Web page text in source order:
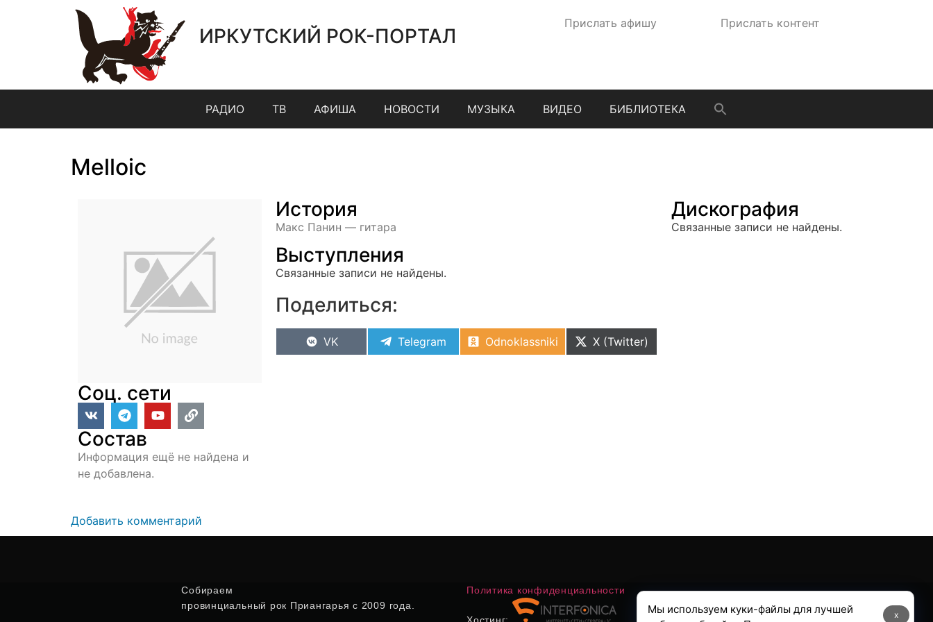
ИРКУТСКИЙ РОК-ПОРТАЛ
Прислать афишу Прислать контент
РАДИО ТВ АФИША НОВОСТИ МУЗЫКА ВИДЕО БИБЛИОТЕКА
Melloic
Соц. сети
Состав
Информация ещё не найдена и
не добавлена.
История
Макс Панин — гитара
Выступления
Связанные записи не найдены.
Поделиться:
VK Telegram Odnoklassniki X (Twitter)
Дискография
Связанные записи не найдены.
Добавить комментарий
Собираем
провинциальный рок Приангарья с 2009 года.
Политика конфиденциальности
x
Мы используем куки-файлы для лучшей